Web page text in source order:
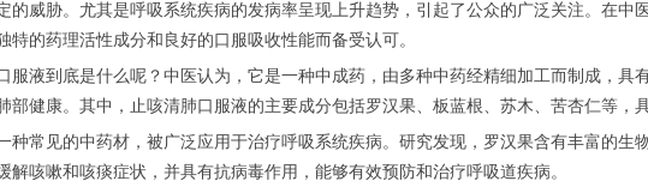
的威胁。尤其是呼吸系统疾病的发病率呈现上升趋势，引起了公众的广泛关注。在中
特的药理活性成分和良好的口服吸收性能而备受认可。
液到底是什么呢？中医认为，它是一种中成药，由多种中药经精细加工而制成，具
部健康。其中，止咳清肺口服液的主要成分包括罗汉果、板蓝根、苏木、苦杏仁等，
常见的中药材，被广泛应用于治疗呼吸系统疾病。研究发现，罗汉果含有丰富的生
解咳嗽和咳痰症状，并具有抗病毒作用，能够有效预防和治疗呼吸道疾病。